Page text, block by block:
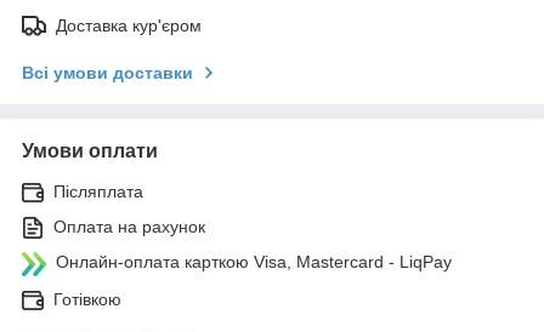
Доставка кур'єром
Всі умови доставки
Умови оплати
Післяплата
Оплата на рахунок
Онлайн-оплата карткою Visa, Mastercard - LiqPay
Готівкою